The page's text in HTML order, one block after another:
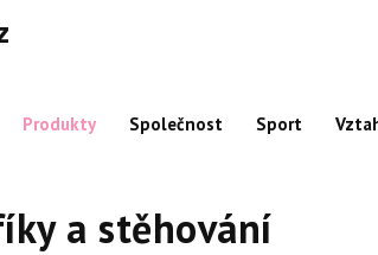
Produkty Společnost Sport
a stěhování